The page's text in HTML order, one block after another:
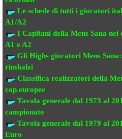
Le schede di tutti i giocatori
A1/A2
I Capitani della Mens Sana nei
A1 e A2
Gli Highs giocatori Mens
rimbalzi
Classifica realizzatori della
cop.europee
Tavola generale dal 1973 al
campionato
Tavola generale dal 1979 al
Euro